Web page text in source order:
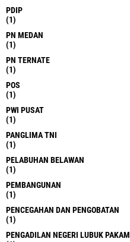
PDIP
(1)
PN MEDAN
(1)
PN TERNATE
(1)
POS
(1)
PWI PUSAT
(1)
PANGLIMA TNI
(1)
PELABUHAN BELAWAN
(1)
PEMBANGUNAN
(1)
PENCEGAHAN DAN PENGOBATAN
(1)
PENGADILAN NEGERI LUBUK PAKAM